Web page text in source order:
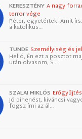
KERESZTÉNY A nagy
terror vége
Péter, egyetértek. Amit
a katolikus…
TUNDE Személyiség és
Helló, Én ezt a posztot
után olvasom, S…
SZALAI MIKLÓS Erőgyűjtés
Jó pihenést, kiváncsi
fogsz írni az ál…